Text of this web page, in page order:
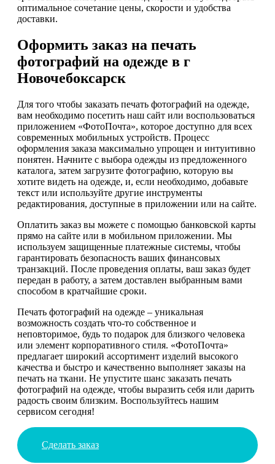
оптимальное сочетание цены, скорости и удобства
доставки.
Оформить заказ на печать
фотографий на одежде в г
Новочебоксарск
Для того чтобы заказать печать фотографий на одежде,
вам необходимо посетить наш сайт или воспользоваться
приложением «ФотоПочта», которое доступно для всех
современных мобильных устройств. Процесс
оформления заказа максимально упрощен и интуитивно
понятен. Начните с выбора одежды из предложенного
каталога, затем загрузите фотографию, которую вы
хотите видеть на одежде, и, если необходимо, добавьте
текст или используйте другие инструменты
редактирования, доступные в приложении или на сайте.
Оплатить заказ вы можете с помощью банковской карты
прямо на сайте или в мобильном приложении. Мы
используем защищенные платежные системы, чтобы
гарантировать безопасность ваших финансовых
транзакций. После проведения оплаты, ваш заказ будет
передан в работу, а затем доставлен выбранным вами
способом в кратчайшие сроки.
Печать фотографий на одежде – уникальная
возможность создать что-то собственное и
неповторимое, будь то подарок для близкого человека
или элемент корпоративного стиля. «ФотоПочта»
предлагает широкий ассортимент изделий высокого
качества и быстро и качественно выполняет заказы на
печать на ткани. Не упустите шанс заказать печать
фотографий на одежде, чтобы выразить себя или дарить
радость своим близким. Воспользуйтесь нашим
сервисом сегодня!
Сделать заказ